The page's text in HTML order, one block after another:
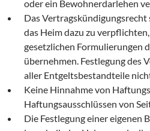
oder ein Bewohnerdarlehen
Das
das Heim dazu zu
gesetzlichen Formulierungen
übernehmen. Festlegung des
aller Entgeltsbestandteile
Keine Hinnahme von
Haftungsausschlüssen von
Die Festlegung einer eigenen